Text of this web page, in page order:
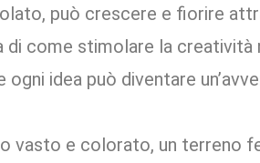
può crescere e fiorire
come stimolare la creatività
idea può diventare
vasto e colorato, un terreno